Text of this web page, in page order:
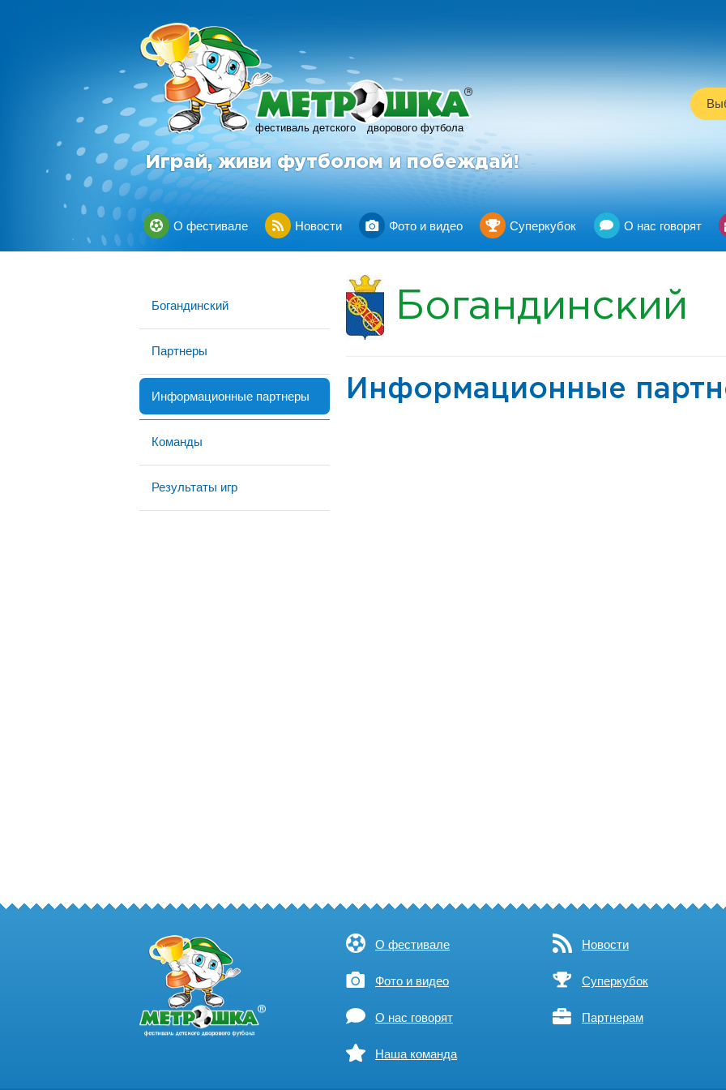
фестиваль детского дворового футбола
R
Играй, живи футболом и побеждай!
О фестивале Новости Фото и видео Суперкубок О нас говорят
Богандинский
Партнеры
Информационные партнеры
Команды
Результаты игр
Богандинский
Информационные
О фестивале Новости
Фото и видео Суперкубок
О нас говорят Партнерам
Наша команда